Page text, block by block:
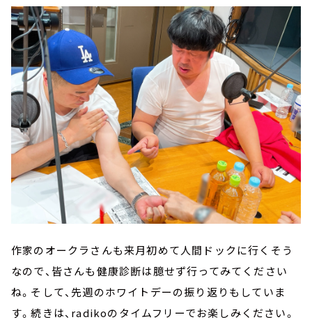
作家のオークラさんも来月初めて人間ドックに行くそう
なので、皆さんも健康診断は臆せず行ってみてください
ね。そして、先週のホワイトデーの振り返りもしていま
す。続きは、radikoのタイムフリーでお楽しみください。